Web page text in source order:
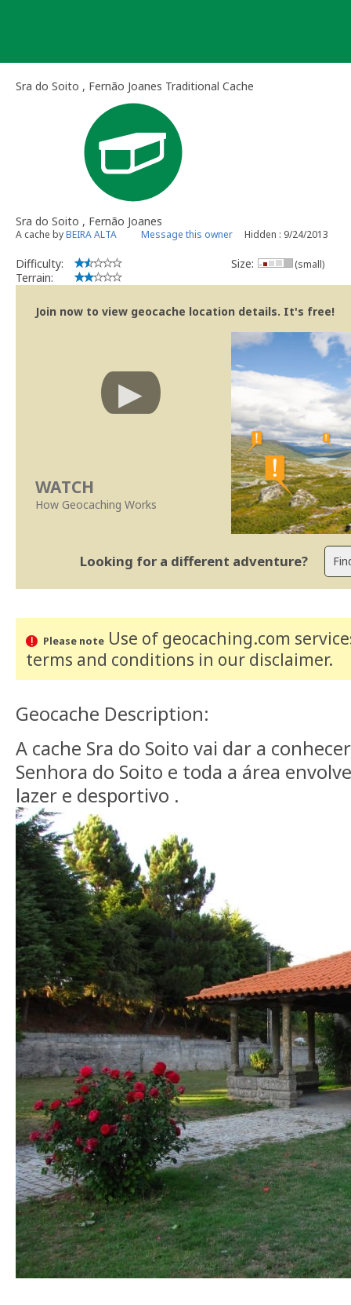
Sra do Soito , Fernão Joanes Traditional Cache
Sra do Soito , Fernão Joanes
A cache byBEIRA ALTA Message this owner Hidden : 9/24/2013
Difficulty:
Terrain:
Size: (small)
Join now to view geocache location details. It's free!
WATCH
How Geocaching Works
Looking for a different adventure?
Please noteUse of geocaching.com
terms and conditions in our disclaimer.
Geocache Description:
A cache Sra do Soito vai dar a
Senhora do Soito e toda a área
lazer e desportivo .